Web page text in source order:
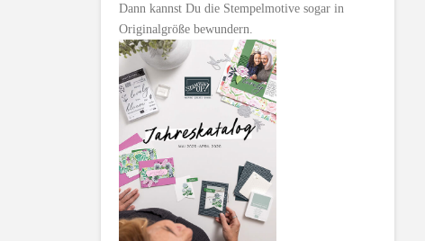
Dann kannst Du die Stempelmotive sogar in
Originalgröße bewundern.